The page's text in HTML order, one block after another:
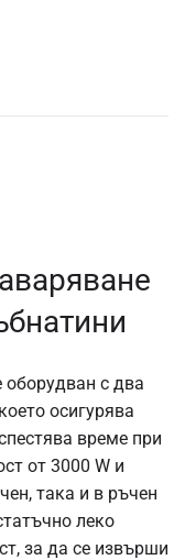
оборудван с два
осигурява
време при
от 3000 W и
така и в ръчен
леко
за да се извърши